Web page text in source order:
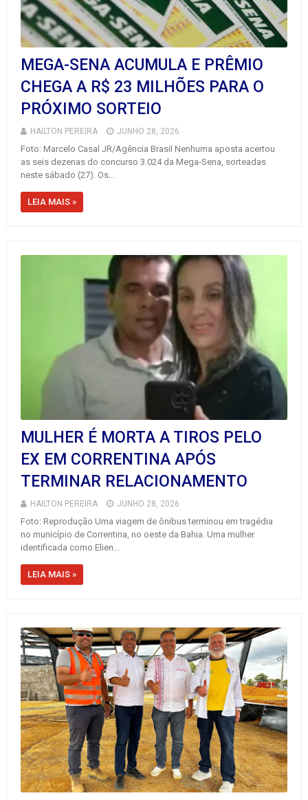
MEGA-SENA ACUMULA E PRÊMIO
CHEGA A R$ 23 MILHÕES PARA O
PRÓXIMO SORTEIO
HAILTON PEREIRA JUNHO 28, 2026
Foto: Marcelo Casal JR/Agência Brasil Nenhuma aposta acertou
as seis dezenas do concurso 3.024 da Mega-Sena, sorteadas
neste sábado (27). Os...
LEIA MAIS »
MULHER É MORTA A TIROS PELO
EX EM CORRENTINA APÓS
TERMINAR RELACIONAMENTO
HAILTON PEREIRA JUNHO 28, 2026
Foto: Reprodução Uma viagem de ônibus terminou em tragédia
no município de Correntina, no oeste da Bahia. Uma mulher
identificada como Elien...
LEIA MAIS »